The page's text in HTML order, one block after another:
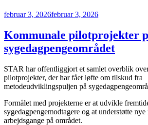
Udgivet
februar 3, 2026februar 3, 2026
Kommunale pilotprojekter
sygedagpengeområdet
STAR har offentliggjort et samlet overblik
pilotprojekter, der har fået løfte om tilskud fra
metodeudviklingspuljen på
Formålet med projekterne er at udvikle
sygedagpengemodtagere og at understøtte
arbejdsgange på området.